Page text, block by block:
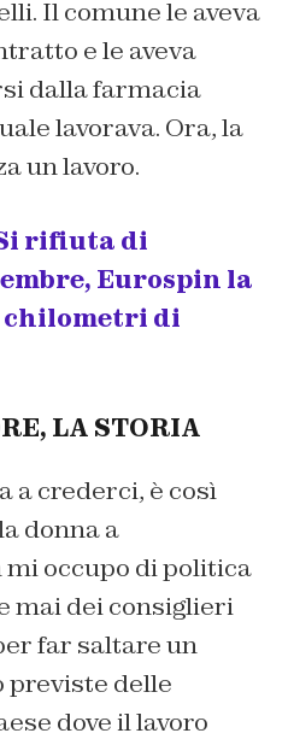
Il comune le aveva
e le aveva
dalla farmacia
lavorava. Ora, la
un lavoro.
rifiuta di
Eurospin la
chilometri di
LA STORIA
a crederci, è così
donna a
mi occupo di politica
mai dei consiglieri
far saltare un
previste delle
dove il lavoro